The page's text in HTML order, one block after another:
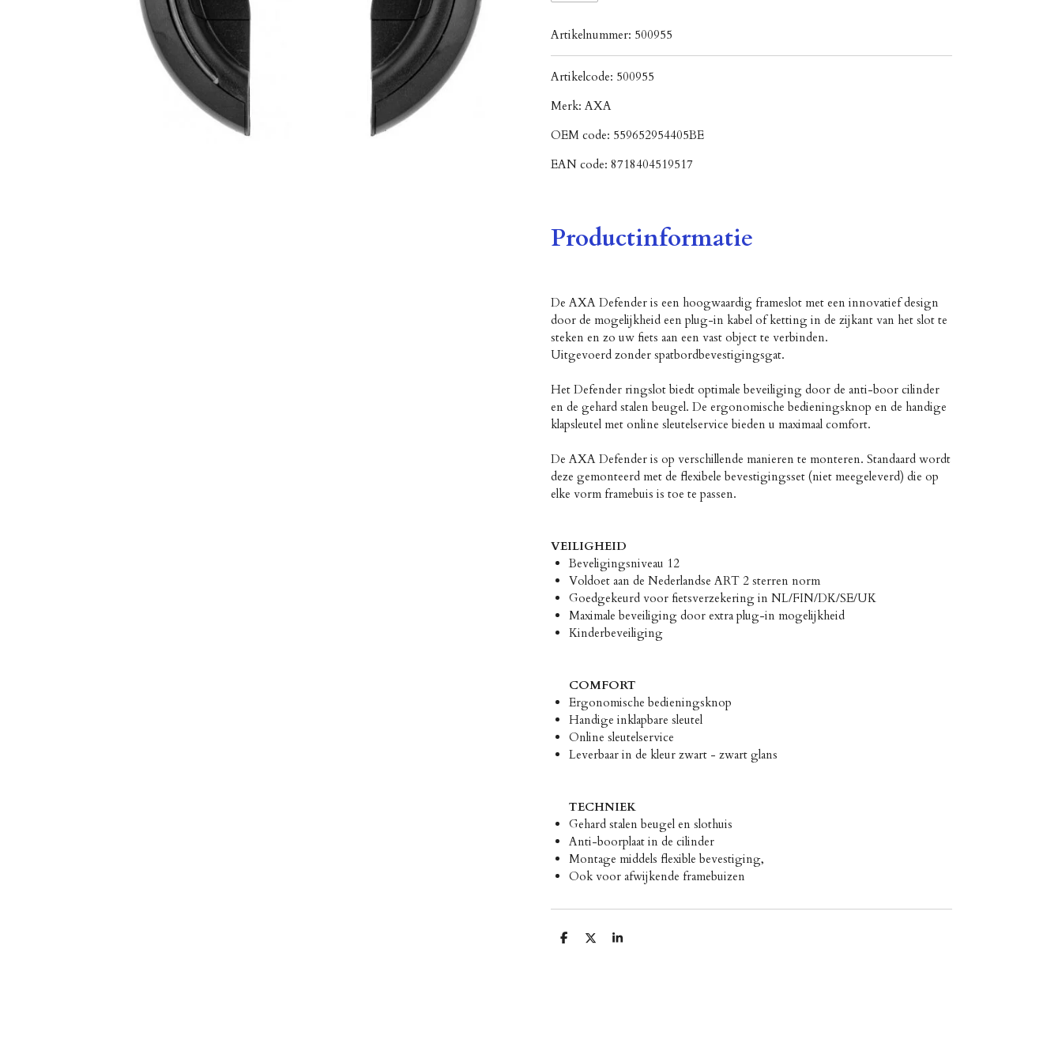
Artikelnummer: 500955
Artikelcode: 500955
Merk: AXA
OEM code: 559652954405BE
EAN code: 8718404519517
Productinformatie
De AXA Defender is een hoogwaardig frameslot met een innovatief design
door de mogelijkheid een plug-in kabel of ketting in de zijkant van het slot te
steken en zo uw fiets aan een vast object te verbinden.
Uitgevoerd zonder spatbordbevestigingsgat.
Het Defender ringslot biedt optimale beveiliging door de anti-boor cilinder
en de gehard stalen beugel. De ergonomische bedieningsknop en de handige
klapsleutel met online sleutelservice bieden u maximaal comfort.
De AXA Defender is op verschillende manieren te monteren. Standaard wordt
deze gemonteerd met de flexibele bevestigingsset (niet meegeleverd) die op
elke vorm framebuis is toe te passen.
VEILIGHEID
Beveligingsniveau 12
Voldoet aan de Nederlandse ART 2 sterren norm
Goedgekeurd voor fietsverzekering in NL/FIN/DK/SE/UK
Maximale beveiliging door extra plug-in mogelijkheid
Kinderbeveiliging
COMFORT
Ergonomische bedieningsknop
Handige inklapbare sleutel
Online sleutelservice
Leverbaar in de kleur zwart - zwart glans
TECHNIEK
Gehard stalen beugel en slothuis
Anti-boorplaat in de cilinder
Montage middels flexible bevestiging,
Ook voor afwijkende framebuizen
D
D
S